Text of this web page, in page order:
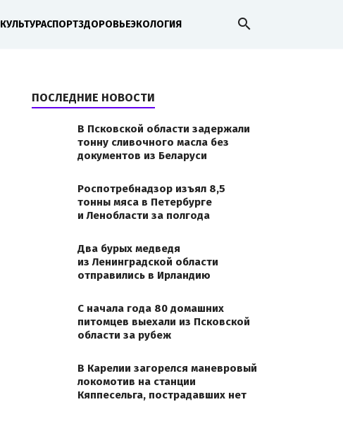
КУЛЬТУРАСПОРТЗДОРОВЬЕЭКОЛОГИЯ search
ПОСЛЕДНИЕ НОВОСТИ
В Псковской области задержали
тонну сливочного масла без
документов из Беларуси
Роспотребнадзор изъял 8,5
тонны мяса в Петербурге
и Ленобласти за полгода
Два бурых медведя
из Ленинградской области
отправились в Ирландию
С начала года 80 домашних
питомцев выехали из Псковской
области за рубеж
В Карелии загорелся маневровый
локомотив на станции
Кяппесельга, пострадавших нет